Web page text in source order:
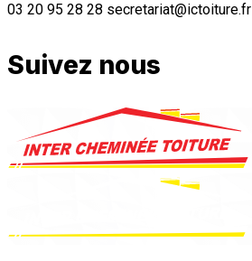
03 20 95 28 28 secretariat@ictoiture.fr
Suivez nous